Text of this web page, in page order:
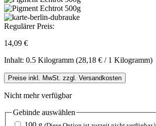
Regulärer Preis:
14,09 €
Inhalt: 0.5 Kilogramm (28,18 € / 1 Kilogramm)
Preise inkl. MwSt. zzgl. Versandkosten
Nicht mehr verfügbar
Gebinde auswählen